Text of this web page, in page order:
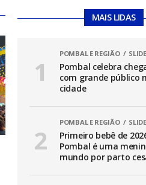
MAIS LIDAS
POMBAL E REGIÃO SLIDE
Pombal celebra
com grande público
cidade
POMBAL E REGIÃO SLIDE
Primeiro bebê de
Pombal é uma
mundo por parto